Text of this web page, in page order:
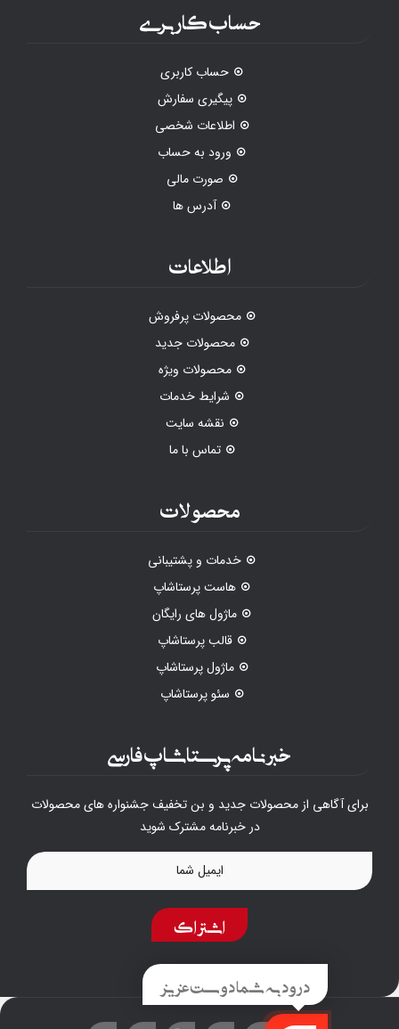
حساب کاربری
حساب کاربری
پیگیری سفارش
اطلاعات شخصی
ورود به حساب
صورت مالی
آدرس ها
اطلاعات
محصولات پرفروش
محصولات جدید
محصولات ویژه
شرایط خدمات
نقشه سایت
تماس با ما
محصولات
خدمات و پشتیبانی
هاست پرستاشاپ
ماژول های رایگان
قالب پرستاشاپ
ماژول پرستاشاپ
سئو پرستاشاپ
خبرنامه پرستاشاپ فارسی
برای آگاهی از محصولات جدید و بن تخفیف جشنواره های محصولات
در خبرنامه مشترک شوید
اشتراک
درود به شما دوست عزیز